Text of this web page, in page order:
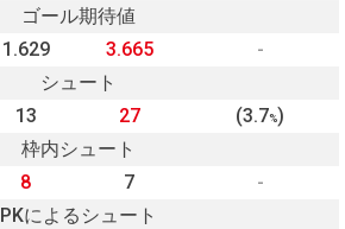
ゴール期待値
1.629 3.665
-
シュート
13 27 (3.7%)
枠内シュート
8 7
-
PKによるシュート